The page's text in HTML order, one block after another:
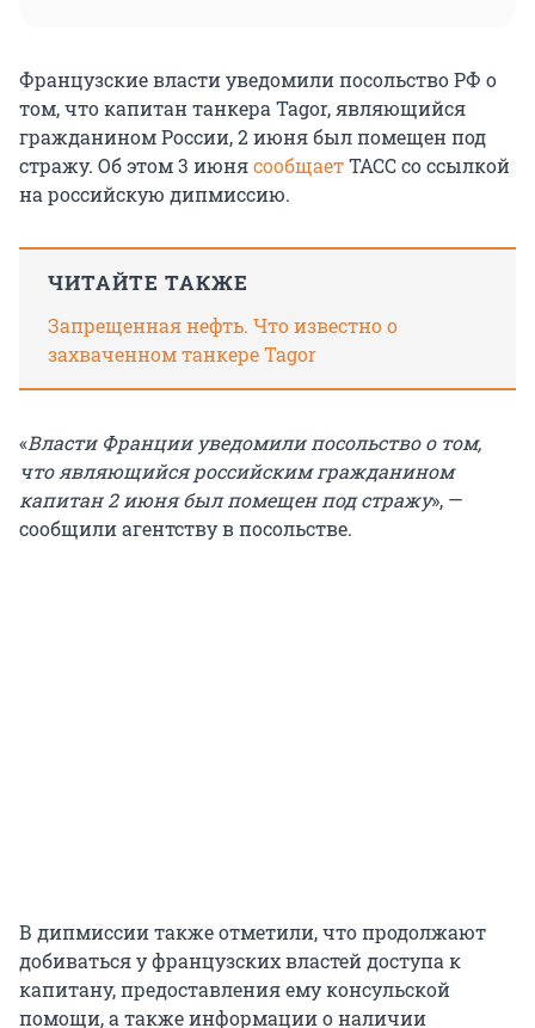
Французские власти уведомили посольство РФ о
том, что капитан танкера Tagor, являющийся
гражданином России, 2 июня был помещен под
стражу. Об этом 3 июнясообщаетТАСС со ссылкой
на российскую дипмиссию.
ЧИТАЙТЕ ТАКЖЕ
Запрещенная нефть. Что известно о
захваченном танкере Tagor
«Власти Франции уведомили посольство о том,
что являющийся российским гражданином
капитан 2 июня был помещен под стражу», —
сообщили агентству в посольстве.
В дипмиссии также отметили, что продолжают
добиваться у французских властей доступа к
капитану, предоставления ему консульской
помощи, а также информации о наличии